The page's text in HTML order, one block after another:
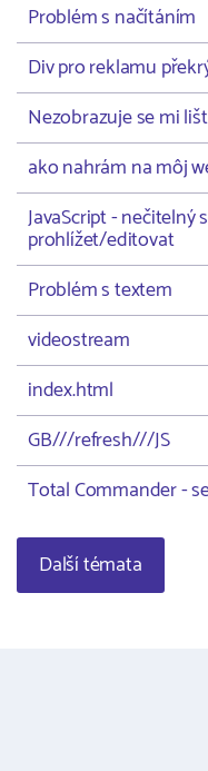
Problém s načítáním
Div pro reklamu
Nezobrazuje se mi
ako nahrám na môj
JavaScript - nečitelný
prohlížet/editovat
Problém s textem
videostream
index.html
GB///refresh///JS
Total Commander -
Další témata